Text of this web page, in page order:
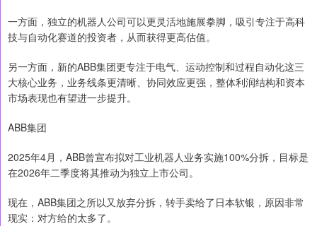
一方面，独立的机器人公司可以更灵活地施展拳脚，吸引专注于高科
技与自动化赛道的投资者，从而获得更高估值。
另一方面，新的ABB集团更专注于电气、运动控制和过程自动化这三
大核心业务，业务线条更清晰、协同效应更强，整体利润结构和资本
市场表现也有望进一步提升。
ABB集团
2025年4月，ABB曾宣布拟对工业机器人业务实施100%分拆，目标是
在2026年二季度将其推动为独立上市公司。
现在，ABB集团之所以又放弃分拆，转手卖给了日本软银，原因非常
现实：对方给的太多了。